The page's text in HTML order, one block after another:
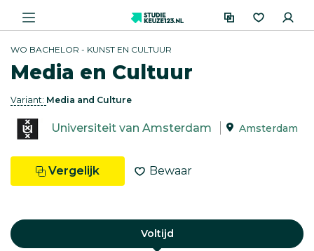
WO BACHELOR - KUNST EN CULTUUR
Media en Cultuur
Variant: Media and Culture
Universiteit van Amsterdam Amsterdam
Vergelijk Bewaar
Voltijd